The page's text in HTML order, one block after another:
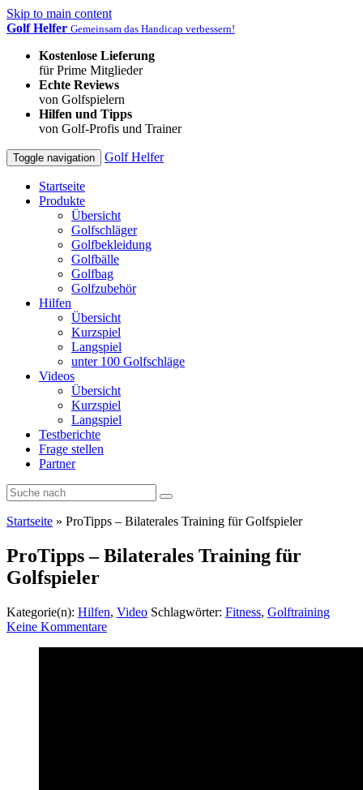
Skip to main content
Golf Helfer Gemeinsam das Handicap verbessern!
Kostenlose Lieferung
für Prime Mitglieder
Echte Reviews
von Golfspielern
Hilfen und Tipps
von Golf-Profis und Trainer
Toggle navigation Golf Helfer
Startseite
Produkte
Übersicht
Golfschläger
Golfbekleidung
Golfbälle
Golfbag
Golfzubehör
Hilfen
Übersicht
Kurzspiel
Langspiel
unter 100 Golfschläge
Videos
Übersicht
Kurzspiel
Langspiel
Testberichte
Frage stellen
Partner
Startseite » ProTipps – Bilaterales Training für Golfspieler
ProTipps – Bilaterales Training für
Golfspieler
Kategorie(n): Hilfen, Video Schlagwörter: Fitness, Golftraining
Keine Kommentare